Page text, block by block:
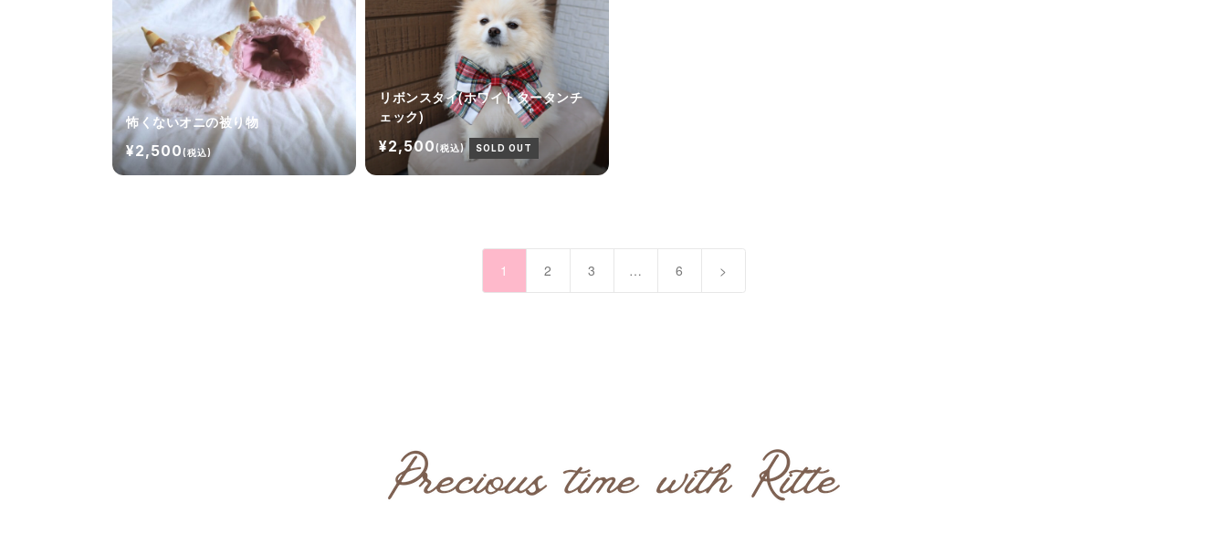
怖くないオニの被り物
¥2,500(税込)
リボンスタイ(ホワイトタータンチ
ェック)
¥2,500(税込) SOLD OUT
1 2 3 … 6 >